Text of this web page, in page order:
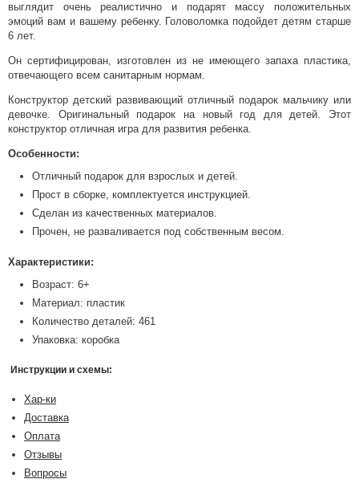
выглядит очень реалистично и подарят массу положительных
эмоций вам и вашему ребенку. Головоломка подойдет детям старше
6 лет.
Он сертифицирован, изготовлен из не имеющего запаха пластика,
отвечающего всем санитарным нормам.
Конструктор детский развивающий отличный подарок мальчику или
девочке. Оригинальный подарок на новый год для детей. Этот
конструктор отличная игра для развития ребенка.
Особенности:
Отличный подарок для взрослых и детей.
Прост в сборке, комплектуется инструкцией.
Сделан из качественных материалов.
Прочен, не разваливается под собственным весом.
Характеристики:
Возраст: 6+
Материал: пластик
Количество деталей: 461
Упаковка: коробка
Инструкции и схемы:
Хар-ки
Доставка
Оплата
Отзывы
Вопросы